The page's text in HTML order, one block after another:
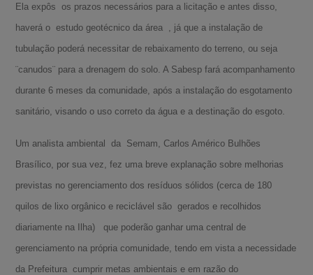
Ela expôs os prazos necessários para a licitação e antes disso,
haverá o estudo geotécnico da área , já que a instalação de
tubulação poderá necessitar de rebaixamento do terreno, ou seja
¨canudos¨ para a drenagem do solo. A Sabesp fará acompanhamento
durante 6 meses da comunidade, após a instalação do esgotamento
sanitário, visando o uso correto da água e a destinação do esgoto.
Um analista ambiental da Semam, Carlos Américo Bulhões
Brasílico, por sua vez, fez uma breve explanação sobre melhorias
previstas no gerenciamento dos resíduos sólidos (cerca de 180
quilos de lixo orgânico e reciclável são gerados e recolhidos
diariamente na Ilha) que poderão ganhar uma central de
gerenciamento na própria comunidade, tendo em vista a necessidade
da Prefeitura cumprir metas ambientais e em razão do